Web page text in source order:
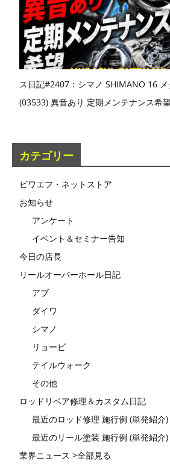
ス日記#2407：シマノ SHIMANO 16
(03533) 異音あり 定期メンテナンス希望
カテゴリー
ビワエフ・ネットストア
お知らせ
アンケート
イベント＆セミナー告知
今日の店長
リールオーバーホール日記
アブ
ダイワ
シマノ
リョービ
テイルウォーク
その他
ロッドリペア修理＆カスタム日記
最近のロッド修理 施行例 (単発紹介)
最近のリール塗装 施行例 (単発紹介)
業界ニュース >全部見る